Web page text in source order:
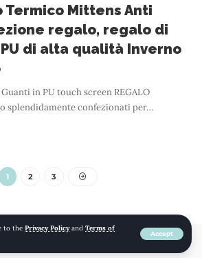
to the Privacy Policyand Terms of
Accept
Termico Mittens Anti
regalo, regalo di
di alta qualità Inverno
in PU touch screen REGALO
splendidamente confezionati per…
1 2 3